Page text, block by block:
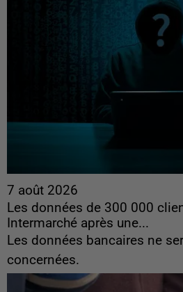
7 août 2026
Les données de 300 000
Intermarché après une...
Les données bancaires ne
concernées.